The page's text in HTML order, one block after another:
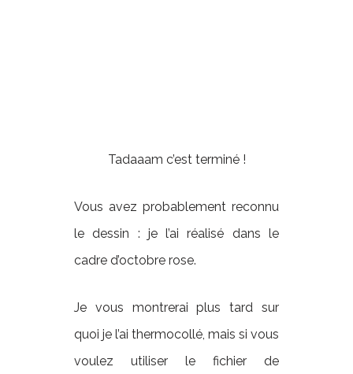
Tadaaam c’est terminé !
Vous avez probablement reconnu
le dessin : je l’ai réalisé dans le
cadre d’octobre rose.
Je vous montrerai plus tard sur
quoi je l’ai thermocollé, mais si vous
voulez utiliser le fichier de